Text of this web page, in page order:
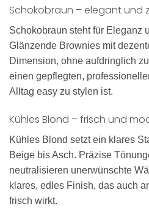
Schokobraun – elegant und
Schokobraun steht für Eleganz
Glänzende Brownies mit
Dimension, ohne aufdringlich
einen gepflegten,
Alltag easy zu stylen ist.
Kühles Blond – frisch und
Kühles Blond setzt ein klares
Beige bis Asch. Präzise
neutralisieren unerwünschte
klares, edles Finish, das auch
frisch wirkt.